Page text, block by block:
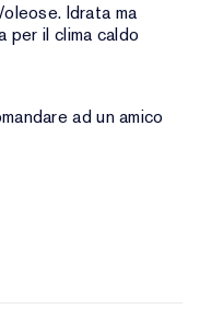
Idrata ma
per il clima caldo
ad un amico